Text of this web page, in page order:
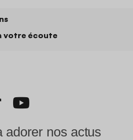
votre écoute
adorer nos actus